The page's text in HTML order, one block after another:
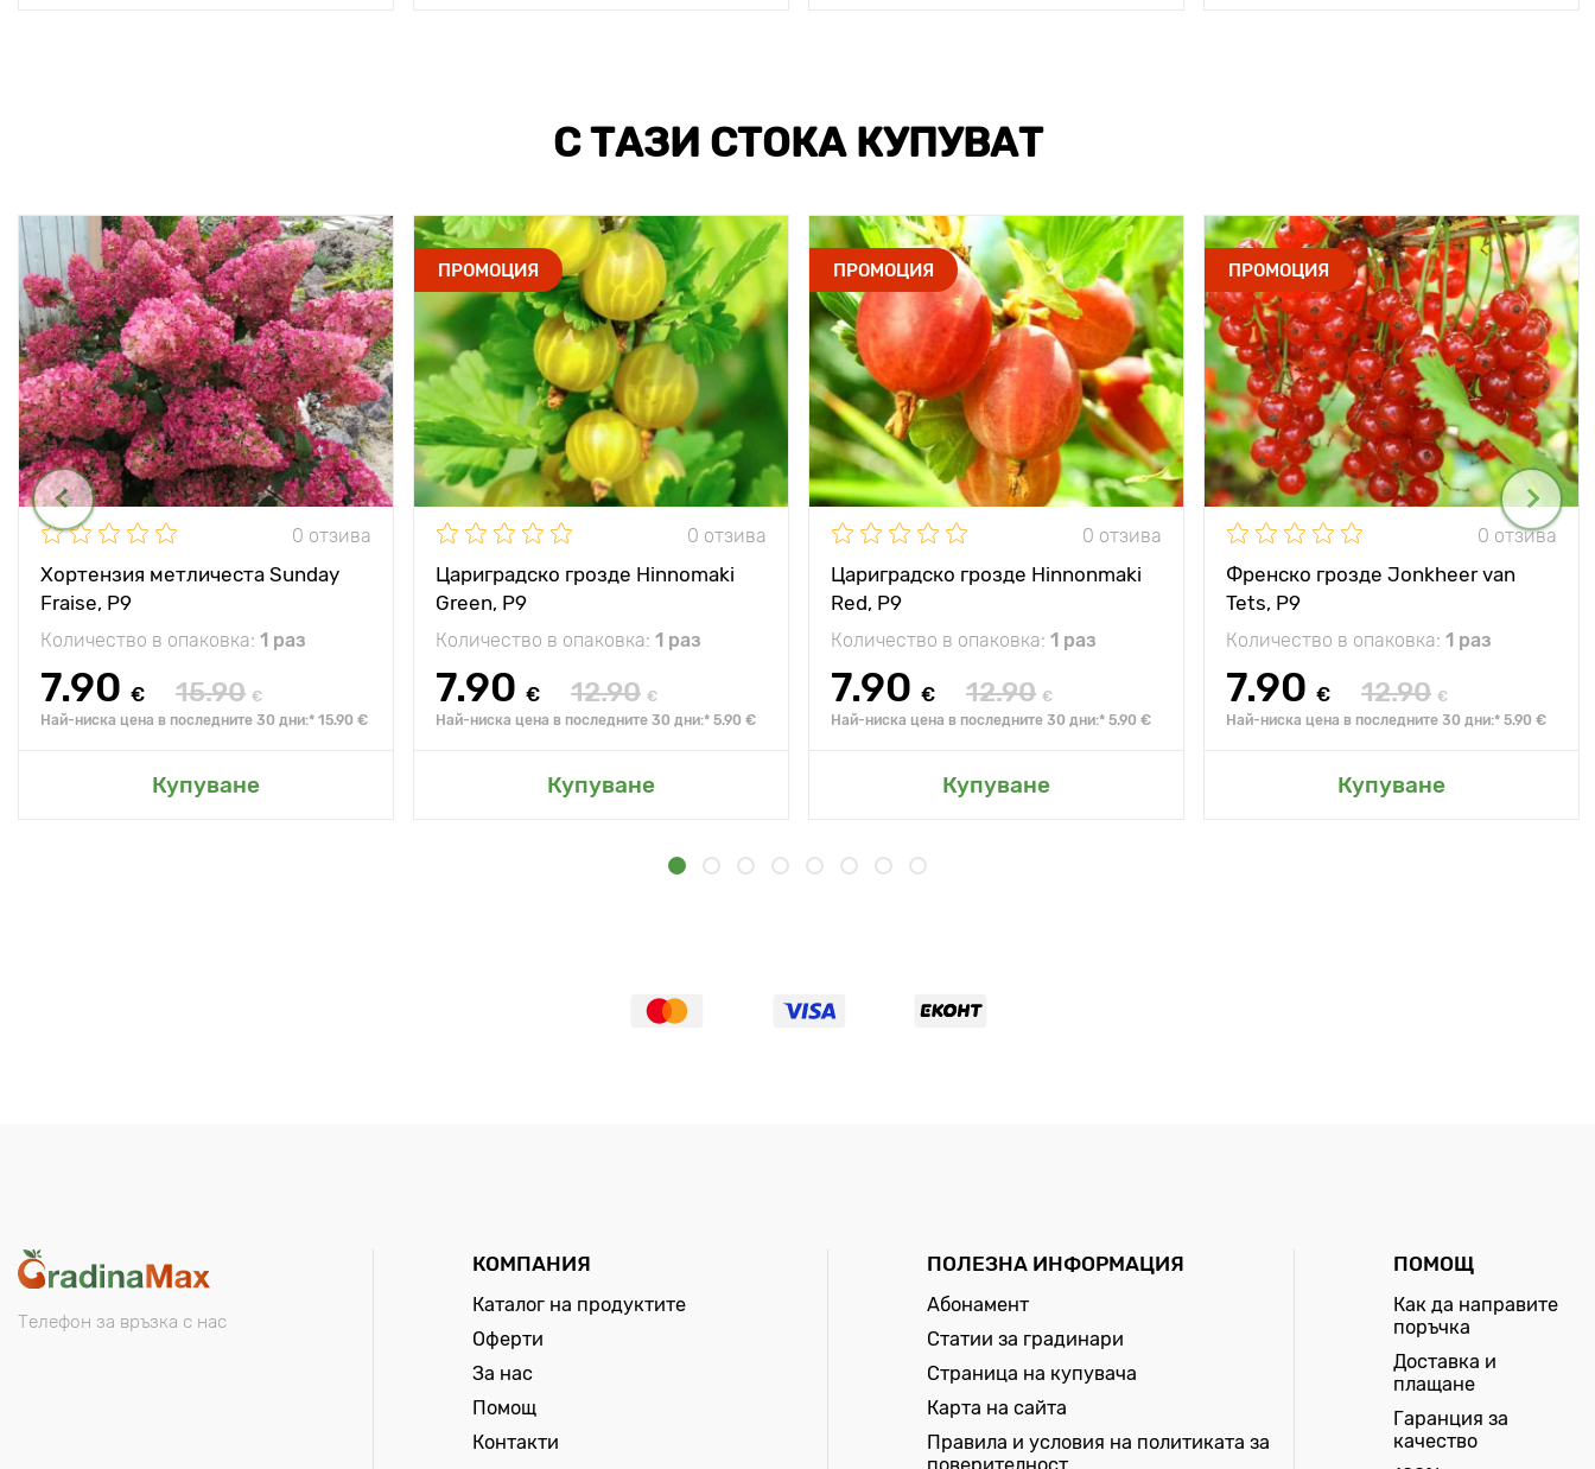
С ТАЗИ СТОКА КУПУВАТ
0 отзива
Хортензия метличеста Sunday
Fraise, P9
Количество в опаковка: 1 раз
7.90 € 15.90 €
Най-ниска цена в последните 30 дни:* 15.90 €
Купуване
ПРОМОЦИЯ
0 отзива
Цариградско грозде Hinnomaki
Green, Р9
Количество в опаковка: 1 раз
7.90 € 12.90 €
Най-ниска цена в последните 30 дни:* 5.90 €
Купуване
ПРОМОЦИЯ
0 отзива
Цариградско грозде Hinnonmaki
Red, Р9
Количество в опаковка: 1 раз
7.90 € 12.90 €
Най-ниска цена в последните 30 дни:* 5.90 €
Купуване
ПРОМОЦИЯ
0 отзива
Френско грозде Jonkheer van
Tets, Р9
Количество в опаковка: 1 раз
7.90 € 12.90 €
Най-ниска цена в последните 30 дни:* 5.90 €
Купуване
Телефон за връзка с нас
КОМПАНИЯ
Каталог на продуктите
Оферти
За нас
Помощ
Контакти
ПОЛЕЗНА ИНФОРМАЦИЯ
Абонамент
Статии за градинари
Страница на купувача
Карта на сайта
Правила и условия на политиката за
ПОМОЩ
Как да направите
поръчка
Доставка и
плащане
Гаранция за
качество